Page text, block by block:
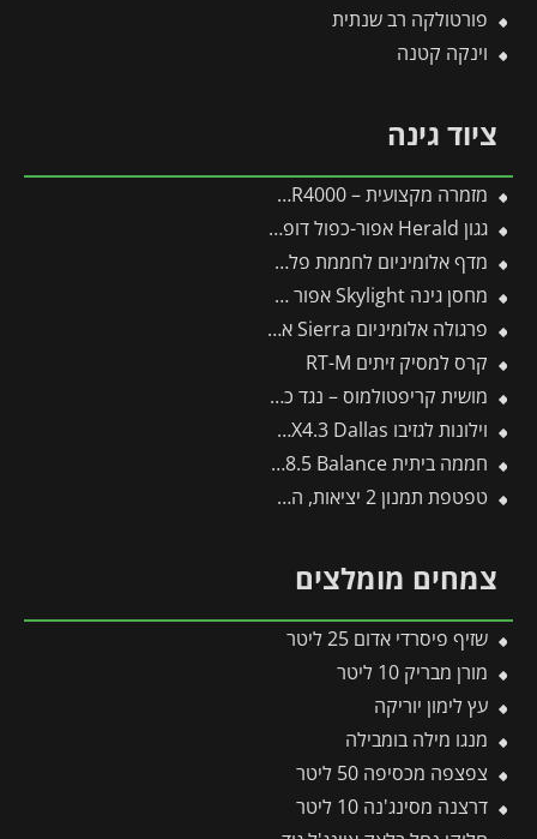
פורטולקה רב שנתית
וינקה קטנה
ציוד גינה
מזמרה מקצועית – WOLF by-pass RR4000
גגון Herald אפור-כפול דופן 1.4X4.5 מבית פלרם – Canopia
מדף אלומיניום לחממת פלרם – Canopia
מחסן גינה Skylight אפור 1.2X1.8 מבית פלרם – קנופיה
פרגולה אלומיניום Sierra אפורה 3X7.4 מבית פלרם – Canopia
קרס למסיק זיתים RT-M
מושית קריפטולמוס – נגד כנימות קמחיות
וילונות לגזיבו 4.3X4.3 Dallas מבית פלרם – Canopia
חממה ביתית 3X8.5 Balance מבית פלרם – Canopia
טפטפת תמנון 2 יציאות, השקייה מווסתת + טפטפת 25 ליטר לשעה
צמחים מומלצים
שזיף פיסרדי אדום 25 ליטר
מורן מבריק 10 ליטר
עץ לימון יוריקה
מנגו מילה בומבילה
צפצפה מכסיפה 50 ליטר
דרצנה מסינג'נה 10 ליטר